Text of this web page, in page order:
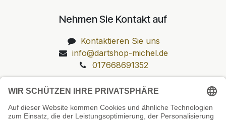
Nehmen Sie Kontakt auf
Kontaktieren Sie uns
info@dartshop-michel.de
017668691352